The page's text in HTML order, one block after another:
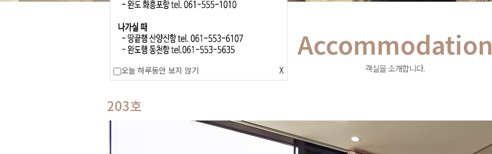
오늘 하루동안 보지 않기 X
Accommodation
객실을 소개합니다.
203호